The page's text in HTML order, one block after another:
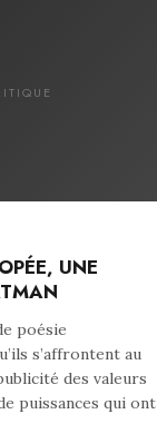
UNE
poésie
s’affrontent au
des valeurs
puissances qui ont